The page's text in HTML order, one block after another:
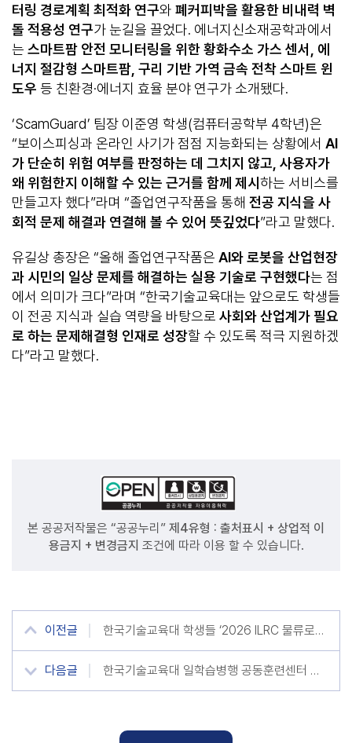
터링 경로계획 최적화 연구와 폐커피박을 활용한 비내력 벽
돌 적용성 연구가 눈길을 끌었다. 에너지신소재공학과에서
는 스마트팜 안전 모니터링을 위한 황화수소 가스 센서
에
너지 절감형 스마트팜 구리 기반 가역 금속 전착 스마트 윈
도우 등 친환경·에너지 효율 분야 연구가 소개됐다.
‘ScamGuard’ 팀장 이준영 학생(컴퓨터공학부 4학년)은
“보이스피싱과 온라인 사기가 점점 지능화되는 상황에서 AI
가 단순히 위험 여부를 판정하는 데 그치지 않고 사용자가
왜 위험한지 이해할 수 있는 근거를 함께 제시하는 서비스를
만들고자 했다”라며 “졸업연구작품을 통해 전공 지식을 사
회적 문제 해결과 연결해 볼 수 있어 뜻깊었다”라고 말했다.
유길상 총장은 “올해 졸업연구작품은 AI와 로봇을 산업현장
과 시민의 일상 문제를 해결하는 실용 기술로 구현했다는 점
에서 의미가 크다”라며 “한국기술교육대는 앞으로도 학생들
이 전공 지식과 실습 역량을 바탕으로 사회와 산업계가 필요
로 하는 문제해결형 인재로 성장할 수 있도록 적극 지원하겠
다”라고 말했다.
본 공공저작물은 “공공누리” 제4유형 : 출처표시 + 상업적 이
용금지 + 변경금지 조건에 따라 이용 할 수 있습니다.
이전글 한국기술교육대 학생들 ‘2026 ILRC 물류로봇 경진대회’ 휩쓸다
다음글 한국기술교육대 일학습병행 공동훈련센터 지원단, ‘일학습병행 AI 활용 가이드’ 배포